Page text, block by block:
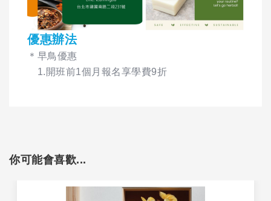
優惠辦法
＊早鳥優惠
1.開班前1個月報名享學費9折
你可能會喜歡...